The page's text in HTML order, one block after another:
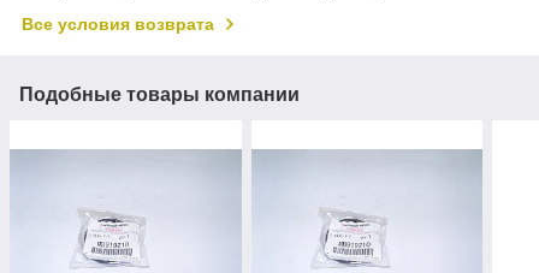
Все условия возврата
Подобные товары компании